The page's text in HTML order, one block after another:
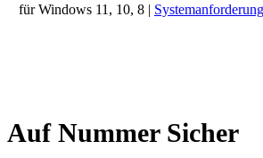
für Windows 11, 10, 8 |
Auf Nummer Sicher